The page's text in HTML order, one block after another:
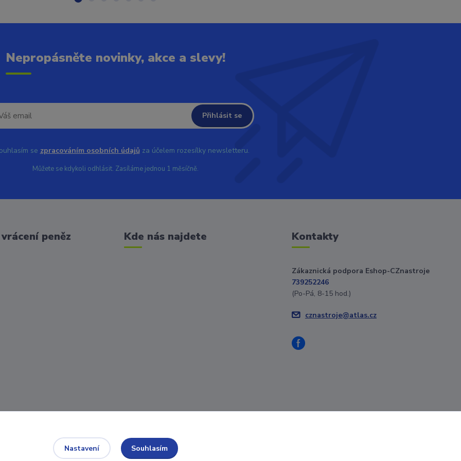
Nepropásněte novinky, akce a slevy!
Přihlásit se
se zpracováním osobních údajů za účelem rozesílky newsletteru.
Můžete se kdykoli odhlásit. Zasíláme jednou 1 měsíčně.
peněz Kde nás najdete Kontakty
Zákaznická podpora Eshop-CZnastroje
739252246
(Po-Pá, 8-15 hod.)
cznastroje@atlas.cz
osobních údajů můžete ovlivnit
Nastavení Souhlasím